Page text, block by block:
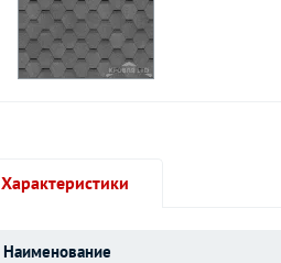
Характеристики
Наименование